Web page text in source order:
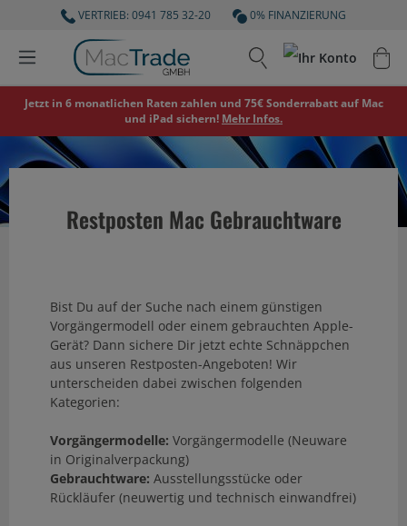
VERTRIEB: 0941 785 32-20 0% FINANZIERUNG
Jetzt in 6 monatlichen Raten zahlen und 75€ Sonderrabatt auf Mac
und iPad sichern! Mehr Infos.
Restposten Mac Gebrauchtware
Bist Du auf der Suche nach einem günstigen
Vorgängermodell oder einem gebrauchten Apple-
Gerät? Dann sichere Dir jetzt echte Schnäppchen
aus unseren Restposten-Angeboten! Wir
unterscheiden dabei zwischen folgenden
Kategorien:
Vorgängermodelle: Vorgängermodelle (Neuware
in Originalverpackung)
Gebrauchtware: Ausstellungsstücke oder
Rückläufer (neuwertig und technisch einwandfrei)